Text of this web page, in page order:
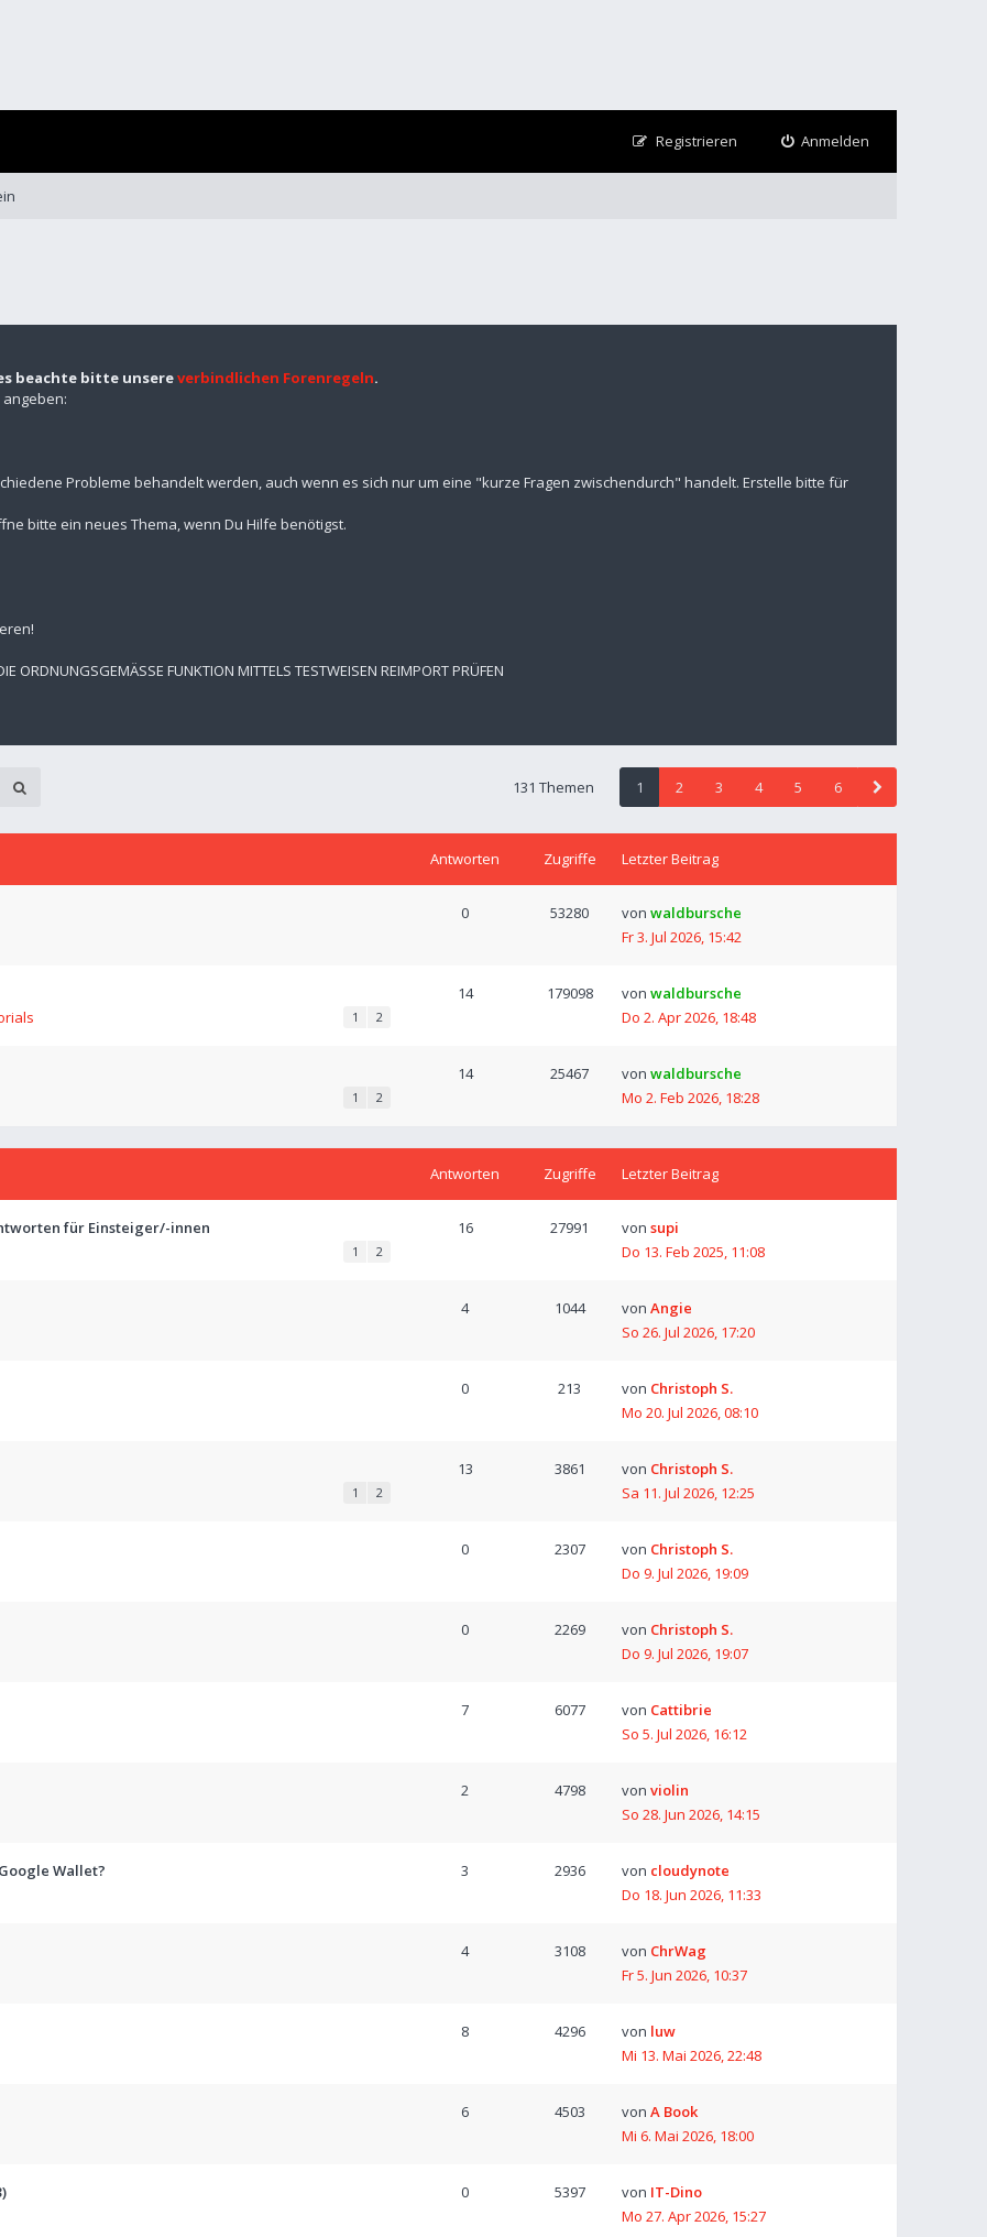
Anmelden
Registrieren
beachte bitte unsereverbindlichen Forenregeln.
Probleme behandelt werden, auch wenn es sich nur um eine "kurze Fragen zwischendurch" handelt. Erstelle bitte für
bitte ein neues Thema, wenn Du Hilfe benötigst.
ORDNUNGSGEMÄSSE FUNKTION MITTELS TESTWEISEN REIMPORT PRÜFEN
131 Themen 1 2 3 4 5 6
Antworten Zugriffe Letzter Beitrag
0 53280 von waldbursche
Fr 3. Jul 2026, 15:42
1 2
14 179098 von waldbursche
Do 2. Apr 2026, 18:48
1 2
14 25467 von waldbursche
Mo 2. Feb 2026, 18:28
Antworten Zugriffe Letzter Beitrag
für Einsteiger/-innen
1 2
16 27991 von supi
Do 13. Feb 2025, 11:08
4 1044 von Angie
So 26. Jul 2026, 17:20
0 213 von Christoph S.
Mo 20. Jul 2026, 08:10
1 2
13 3861 von Christoph S.
Sa 11. Jul 2026, 12:25
0 2307 von Christoph S.
Do 9. Jul 2026, 19:09
0 2269 von Christoph S.
Do 9. Jul 2026, 19:07
7 6077 von Cattibrie
So 5. Jul 2026, 16:12
2 4798 von violin
So 28. Jun 2026, 14:15
Wallet?
3 2936 von cloudynote
Do 18. Jun 2026, 11:33
4 3108 von ChrWag
Fr 5. Jun 2026, 10:37
8 4296 von luw
Mi 13. Mai 2026, 22:48
6 4503 von A Book
Mi 6. Mai 2026, 18:00
0 5397 von IT-Dino
Mo 27. Apr 2026, 15:27